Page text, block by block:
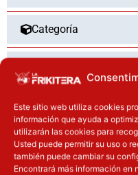
Este sitio web utiliza cookies
información que ayuda a
utilizarán las cookies para
Usted puede permitir su uso o
también puede cambiar su
Encontrará más información en
Categoría
OTROS